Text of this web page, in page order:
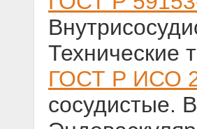
Технические
ГОСТ Р ИСО
сосудистые.